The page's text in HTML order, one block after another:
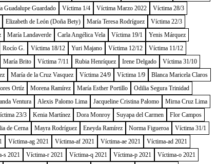
Guadalupe Guardado Víctima 1/4 Víctima Marzo 2022
Víctima 28/3
Elizabeth de León (Doña Bety) María Teresa Rodríguez
Víctima 22/3
María Landaverde Carla Angélica Vela Víctima 19/1
Yenis Márquez
Rocío G. Víctima 18/12 Yuri Majano Víctima 12/12
Víctima 11/12
María Brito Víctima 7/11 Rubia Henríquez Irene Delgado
Víctima 31/10
María de la Cruz Vasquez Víctima 24/9 Víctima 1/9
Blanca Maricela Claros
Ortíz Morena Ramírez María Esther Portillo
Odilia Segura Trinidad
Ventura Alexis Palomo Lima Jacqueline Cristina Palomo
Mirna Cruz Lima
23/3 Kenia Martínez Dora Monroy Suyapa del Carmen
Flor Campos
de Cerna Mayra Rodríguez Eneyda Ramírez Norma Figueroa
Víctima 31/1
Víctima-ag 2021 Víctima-af 2021 Víctima-ae 2021
Víctima-ad 2021
s 2021 Víctima-r 2021 Víctima-q 2021 Víctima-p 2021
Víctima-o 2021